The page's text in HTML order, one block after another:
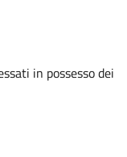
in possesso dei